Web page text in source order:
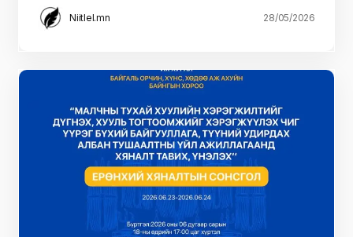
Niitlel.mn 28/05/2026